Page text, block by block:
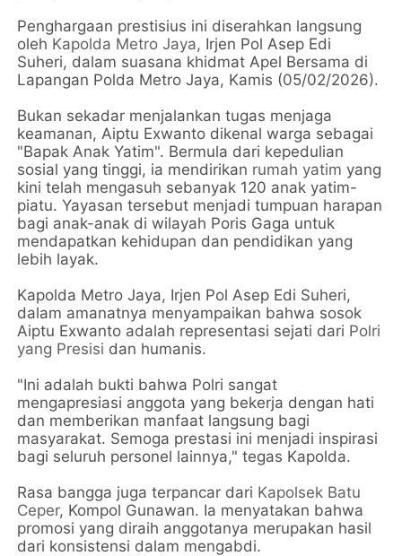
Penghargaan prestisius ini diserahkan langsung
oleh Kapolda Metro Jaya, Irjen Pol Asep Edi
Suheri, dalam suasana khidmat Apel Bersama di
Lapangan Polda Metro Jaya, Kamis (05/02/2026).
Bukan sekadar menjalankan tugas menjaga
keamanan, Aiptu Exwanto dikenal warga sebagai
"Bapak Anak Yatim". Bermula dari kepedulian
sosial yang tinggi, ia mendirikan rumah yatim yang
kini telah mengasuh sebanyak 120 anak yatim-
piatu. Yayasan tersebut menjadi tumpuan harapan
bagi anak-anak di wilayah Poris Gaga untuk
mendapatkan kehidupan dan pendidikan yang
lebih layak.
Kapolda Metro Jaya, Irjen Pol Asep Edi Suheri,
dalam amanatnya menyampaikan bahwa sosok
Aiptu Exwanto adalah representasi sejati dari Polri
yang Presisi dan humanis.
"Ini adalah bukti bahwa Polri sangat
mengapresiasi anggota yang bekerja dengan hati
dan memberikan manfaat langsung bagi
masyarakat. Semoga prestasi ini menjadi inspirasi
bagi seluruh personel lainnya," tegas Kapolda.
Rasa bangga juga terpancar dari Kapolsek Batu
Ceper, Kompol Gunawan. Ia menyatakan bahwa
promosi yang diraih anggotanya merupakan hasil
dari konsistensi dalam mengabdi.